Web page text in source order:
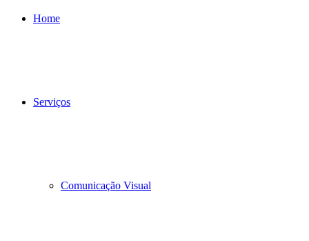
Home
Serviços
Comunicação Visual